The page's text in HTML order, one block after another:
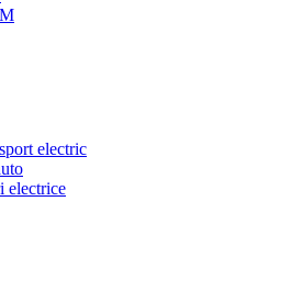
electric
electrice